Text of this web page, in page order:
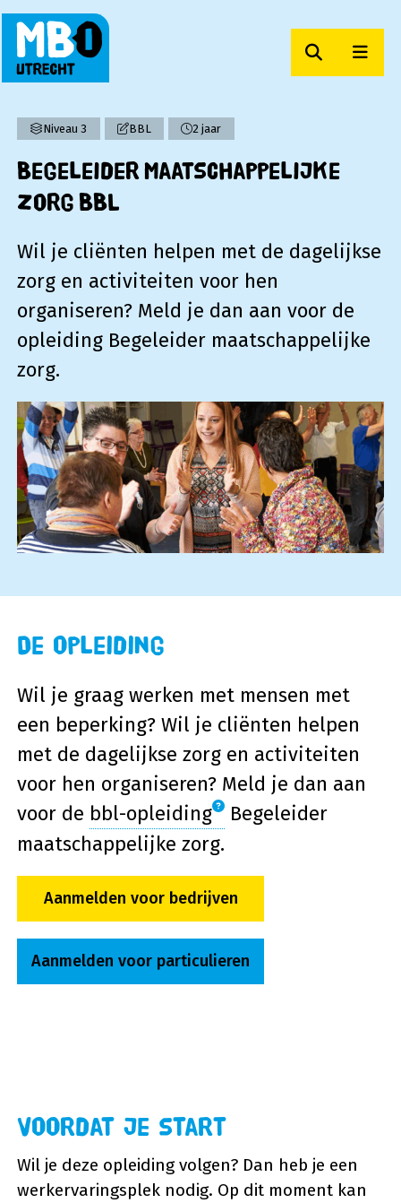
Zoeken
Niveau 3 BBL 2 jaar
Begeleider maatschappelijke
zorg BBL
Wil je cliënten helpen met de dagelijkse
zorg en activiteiten voor hen
organiseren? Meld je dan aan voor de
opleiding Begeleider maatschappelijke
zorg.
De opleiding
Wil je graag werken met mensen met
een beperking? Wil je cliënten helpen
met de dagelijkse zorg en activiteiten
voor hen organiseren? Meld je dan aan
voor de bbl-opleiding
Begeleider
maatschappelijke zorg.
Aanmelden voor bedrijven
Aanmelden voor particulieren
Voordat je start
Wil je deze opleiding volgen? Dan heb je een
werkervaringsplek nodig. Op dit moment kan